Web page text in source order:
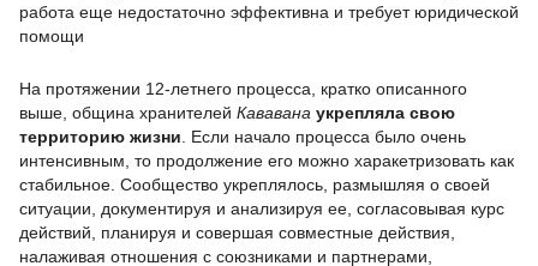
работа еще недостаточно эффективна и требует юридической
помощи
На протяжении 12-летнего процесса, кратко описанного
выше, община хранителей Кававана укрепляла свою
территорию жизни . Если начало процесса было очень
интенсивным, то продолжение его можно харакетризовать как
стабильное. Сообщество укреплялось, размышляя о своей
ситуации, документируя и анализируя ее, согласовывая курс
действий, планируя и совершая совместные действия,
налаживая отношения с союзниками и партнерами,